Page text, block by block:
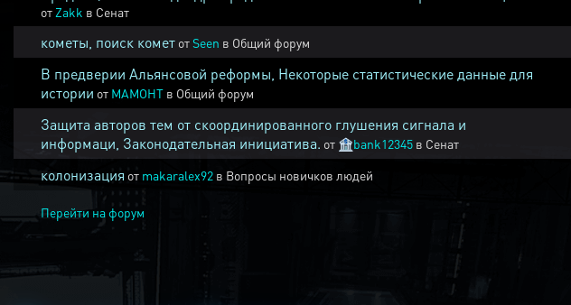
от Zakk в Сенат
кометы, поиск комет отSeen в Общий форум
В предверии Альянсовой реформы, Некоторые статистические данные для
истории от MAMOHT в Общий форум
Защита авторов тем от скоординированного глушения сигнала и
информаци, Законодательная инициатива. от 🏦bank12345 в Сенат
колонизация от makaralex92 в Вопросы новичков людей
Перейти на форум